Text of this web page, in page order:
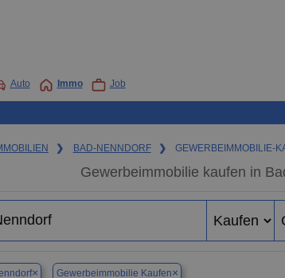
Auto Immo Job
❯ BAD-NENNDORF ❯ GEWERBEIMMOBILIE-
Gewerbeimmobilie kaufen in
× Gewerbeimmobilie Kaufen×